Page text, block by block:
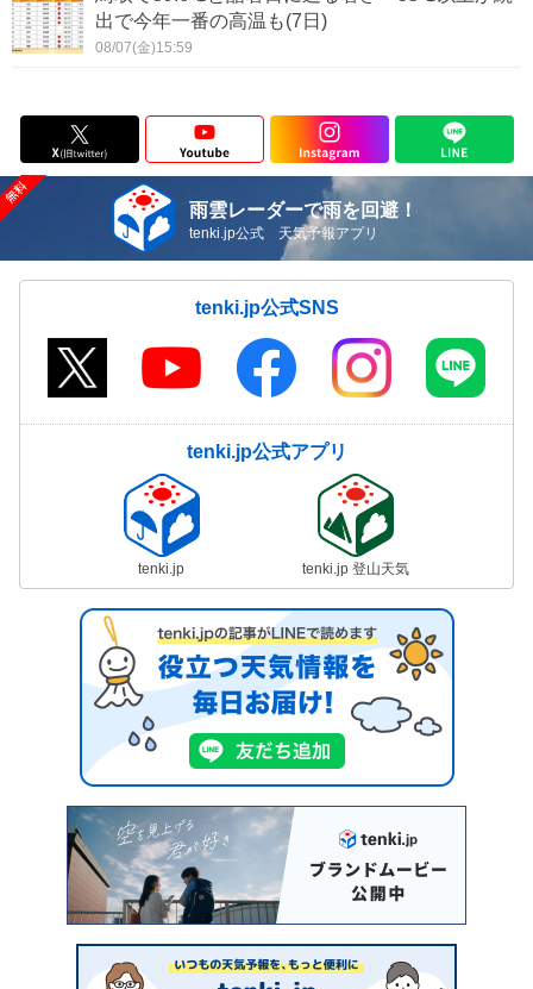
出で今年一番の高温も(7日)
08/07(金)15:59
雨雲レーダーで雨を回避！
tenki.jp公式 天気予報アプリ
tenki.jp公式SNS
tenki.jp公式アプリ
tenki.jp tenki.jp 登山天気